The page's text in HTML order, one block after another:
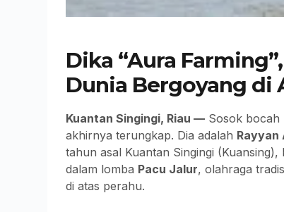
Dika “Aura
Dunia Bergoyang di
Kuantan Singingi, Riau — Sosok
akhirnya terungkap. Dia adalah Rayyan
tahun asal Kuantan Singingi
dalam lomba Pacu Jalur, olahraga
di atas perahu.